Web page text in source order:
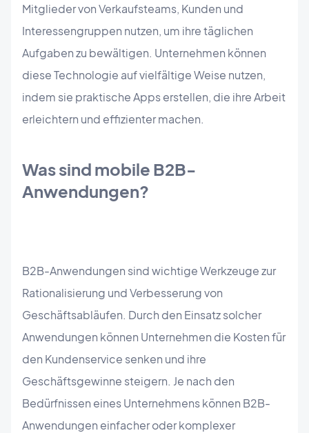
Mitglieder von Verkaufsteams, Kunden und
Interessengruppen nutzen, um ihre täglichen
Aufgaben zu bewältigen. Unternehmen können
diese Technologie auf vielfältige Weise nutzen,
indem sie praktische Apps erstellen, die ihre Arbeit
erleichtern und effizienter machen.
Was sind mobile B2B-
Anwendungen?
B2B-Anwendungen sind wichtige Werkzeuge zur
Rationalisierung und Verbesserung von
Geschäftsabläufen. Durch den Einsatz solcher
Anwendungen können Unternehmen die Kosten für
den Kundenservice senken und ihre
Geschäftsgewinne steigern. Je nach den
Bedürfnissen eines Unternehmens können B2B-
Anwendungen einfacher oder komplexer